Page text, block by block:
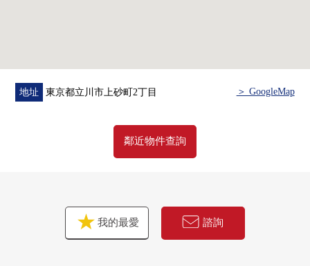
地址 東京都立川市上砂町2丁目 ＞ GoogleMap
鄰近物件查詢
我的最愛 諮詢